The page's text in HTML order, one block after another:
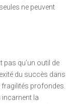
ne peuvent
pas qu’un outil de
du succès dans
profondes.
incarnent la